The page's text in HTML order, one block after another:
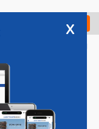
Check in
x